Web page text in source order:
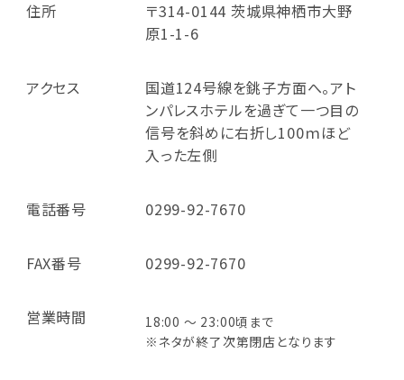
住所
〒314-0144 茨城県神栖市大野
原1-1-6
アクセス
国道124号線を銚子方面へ。アト
ンパレスホテルを過ぎて一つ目の
信号を斜めに右折し100ｍほど
入った左側
電話番号 0299-92-7670
FAX番号 0299-92-7670
営業時間
18:00 ～ 23:00頃まで
※ネタが終了次第閉店となります